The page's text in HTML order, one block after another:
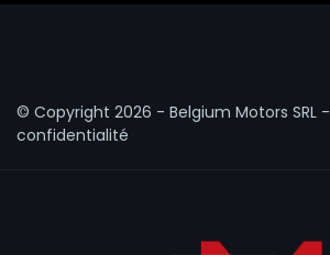
© Copyright 2026 - Belgium Motors SRL -
confidentialité